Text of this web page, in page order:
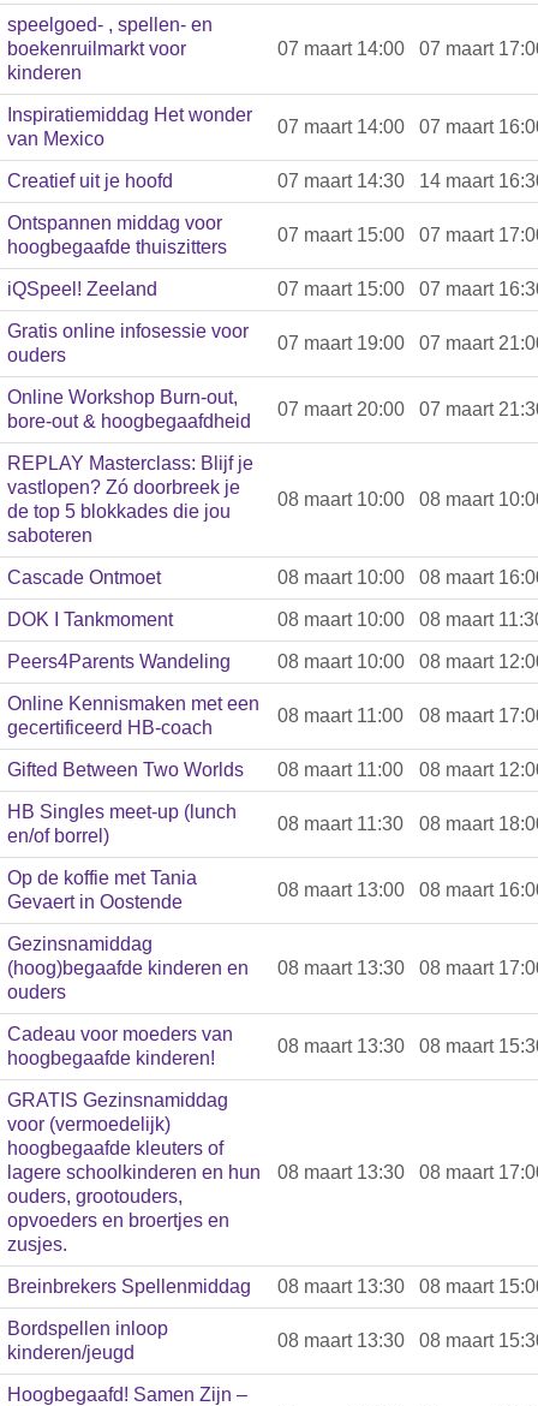
speelgoed- , spellen- en
boekenruilmarkt voor
kinderen
07 maart 14:00 07 maart
Inspiratiemiddag Het wonder
van Mexico
07 maart 14:00 07 maart
Creatief uit je hoofd 07 maart 14:30 14 maart
Ontspannen middag voor
hoogbegaafde thuiszitters
07 maart 15:00 07 maart
iQSpeel! Zeeland 07 maart 15:00 07 maart
Gratis online infosessie voor
ouders
07 maart 19:00 07 maart
Online Workshop Burn-out,
bore-out & hoogbegaafdheid
07 maart 20:00 07 maart
REPLAY Masterclass: Blijf je
vastlopen? Zó doorbreek je
de top 5 blokkades die jou
saboteren
08 maart 10:00 08 maart
Cascade Ontmoet 08 maart 10:00 08 maart
DOK I Tankmoment 08 maart 10:00 08 maart
Peers4Parents Wandeling 08 maart 10:00 08 maart
Online Kennismaken met een
gecertificeerd HB-coach
08 maart 11:00 08 maart
Gifted Between Two Worlds 08 maart 11:00 08 maart
HB Singles meet-up (lunch
en/of borrel)
08 maart 11:30 08 maart
Op de koffie met Tania
Gevaert in Oostende
08 maart 13:00 08 maart
Gezinsnamiddag
(hoog)begaafde kinderen en
ouders
08 maart 13:30 08 maart
Cadeau voor moeders van
hoogbegaafde kinderen!
08 maart 13:30 08 maart
GRATIS Gezinsnamiddag
voor (vermoedelijk)
hoogbegaafde kleuters of
lagere schoolkinderen en hun
ouders, grootouders,
opvoeders en broertjes en
zusjes.
08 maart 13:30 08 maart
Breinbrekers Spellenmiddag 08 maart 13:30 08 maart
Bordspellen inloop
kinderen/jeugd
08 maart 13:30 08 maart
Hoogbegaafd! Samen Zijn –